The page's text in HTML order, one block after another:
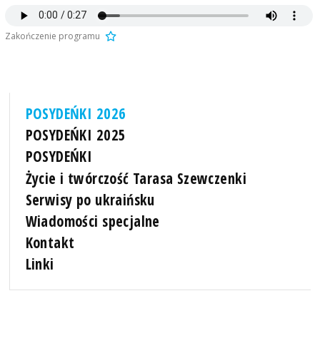
Zakończenie programu
POSYDEŃKI 2026
POSYDEŃKI 2025
POSYDEŃKI
Życie i twórczość Tarasa Szewczenki
Serwisy po ukraińsku
Wiadomości specjalne
Kontakt
Linki